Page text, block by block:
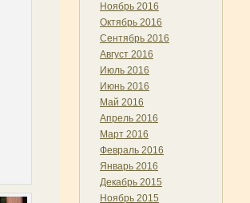
Ноябрь 2016
Октябрь 2016
Сентябрь 2016
Август 2016
Июль 2016
Июнь 2016
Май 2016
Апрель 2016
Март 2016
Февраль 2016
Январь 2016
Декабрь 2015
Ноябрь 2015